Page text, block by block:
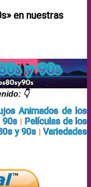
en nuestras
👇
Animados de los
90s| Películas de los
y 90s |Variedades